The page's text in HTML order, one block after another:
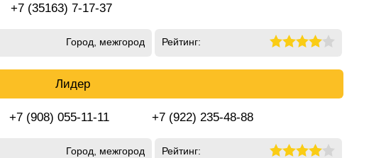
+7 (35163) 7-17-37
Город, межгород Рейтинг:
Лидер
+7 (908) 055-11-11 +7 (922) 235-48-88
Город, межгород Рейтинг: